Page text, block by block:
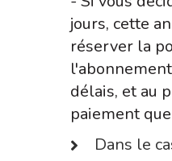
jours, cette
réserver la
délais, et au
paiement
Dans le